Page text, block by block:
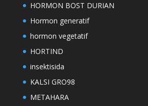
HORMON BOST DURIAN
Hormon generatif
hormon vegetatif
HORTIND
insektisida
KALSI GRO98
METAHARA